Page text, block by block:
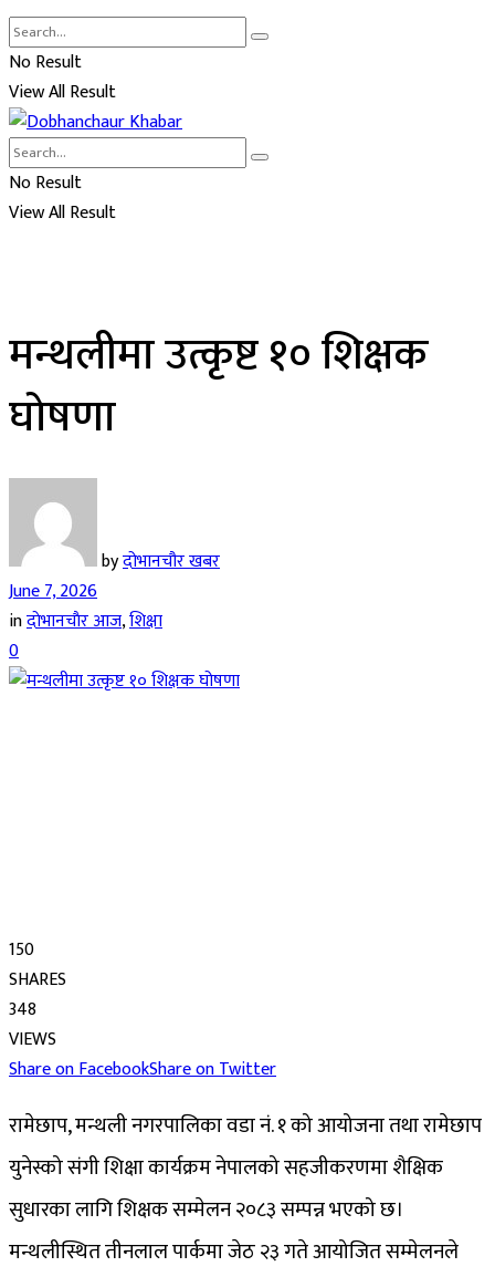
No Result
View All Result
No Result
View All Result
मन्थलीमा उत्कृष्ट १० शिक्षक
घोषणा
byदोभानचौर खबर
June 7, 2026
inदाेभानचाैर आज,शिक्षा
0
150
SHARES
348
VIEWS
Share on FacebookShare on Twitter
रामेछाप, मन्थली नगरपालिका वडा नं. १ को आयोजना तथा रामेछाप
युनेस्को संगी शिक्षा कार्यक्रम नेपालको सहजीकरणमा शैक्षिक
सुधारका लागि शिक्षक सम्मेलन २०८३ सम्पन्न भएको छ।
मन्थलीस्थित तीनलाल पार्कमा जेठ २३ गते आयोजित सम्मेलनले